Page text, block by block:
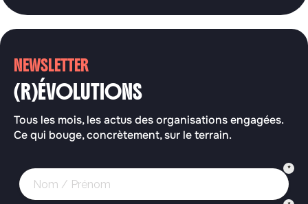
NEWSLETTER
(R)ÉVOLUTIONS
Tous les mois, les actus des organisations engagées.
Ce qui bouge, concrètement, sur le terrain.